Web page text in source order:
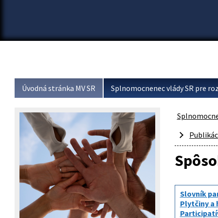
Úvodná stránka MV SR Splnomocnenec vlády SR pre
Slovník
Plytčiny a